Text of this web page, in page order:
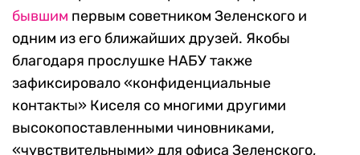
бывшим первым советником Зеленского и
одним из его ближайших друзей. Якобы
благодаря прослушке НАБУ также
зафиксировало «конфиденциальные
контакты» Киселя со многими другими
высокопоставленными чиновниками,
«чувствительными» для офиса Зеленского,